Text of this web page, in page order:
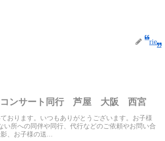
rie
ンサート同行 芦屋 大阪 西宮
おります。いつもありがとうございます。お子様
所への同伴や同行、代行などのご依頼やお問い合
、お子様の送...